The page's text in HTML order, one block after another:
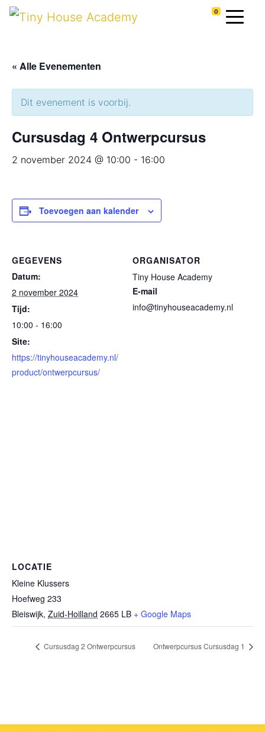
0
« Alle Evenementen
Dit evenement is voorbij.
Cursusdag 4 Ontwerpcursus
2 november 2024 @ 10:00 - 16:00
Toevoegen aan kalender
GEGEVENS
Datum:
2 november 2024
Tijd:
10:00 - 16:00
Site:
https://tinyhouseacademy.nl/
product/ontwerpcursus/
ORGANISATOR
Tiny House Academy
E-mail
info@tinyhouseacademy.nl
LOCATIE
Kleine Klussers
Hoefweg 233
Bleiswijk, Zuid-Hoilland 2665 LB + Google Maps
Cursusdag 2 Ontwerpcursus Ontwerpcursus Cursusdag 1